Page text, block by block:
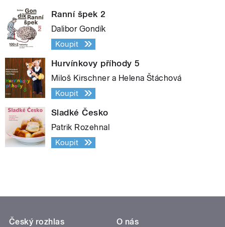
Ranní špek 2
Dalibor Gondík
Koupit
Hurvínkovy příhody 5
Miloš Kirschner a Helena Štáchová
Koupit
Sladké Česko
Patrik Rozehnal
Koupit
Český rozhlas
O nás